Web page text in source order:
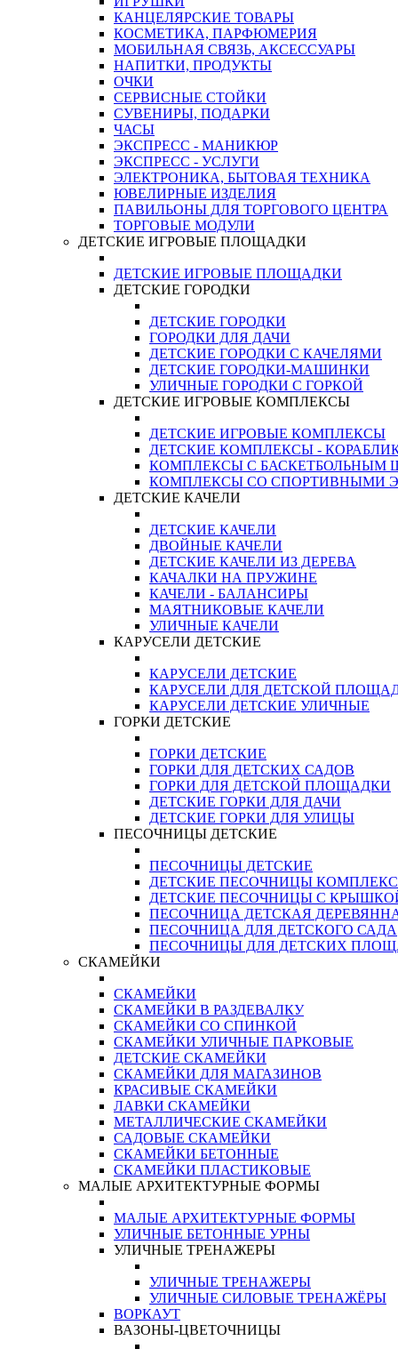
КАНЦЕЛЯРСКИЕ ТОВАРЫ
КОСМЕТИКА, ПАРФЮМЕРИЯ
МОБИЛЬНАЯ СВЯЗЬ, АКСЕССУАРЫ
НАПИТКИ, ПРОДУКТЫ
ОЧКИ
СЕРВИСНЫЕ СТОЙКИ
СУВЕНИРЫ, ПОДАРКИ
ЧАСЫ
ЭКСПРЕСС - МАНИКЮР
ЭКСПРЕСС - УСЛУГИ
ЭЛЕКТРОНИКА, БЫТОВАЯ ТЕХНИКА
ЮВЕЛИРНЫЕ ИЗДЕЛИЯ
ПАВИЛЬОНЫ ДЛЯ ТОРГОВОГО ЦЕНТРА
ТОРГОВЫЕ МОДУЛИ
ДЕТСКИЕ ИГРОВЫЕ ПЛОЩАДКИ
ДЕТСКИЕ ИГРОВЫЕ ПЛОЩАДКИ
ДЕТСКИЕ ГОРОДКИ
ДЕТСКИЕ ГОРОДКИ
ГОРОДКИ ДЛЯ ДАЧИ
ДЕТСКИЕ ГОРОДКИ С КАЧЕЛЯМИ
ДЕТСКИЕ ГОРОДКИ-МАШИНКИ
УЛИЧНЫЕ ГОРОДКИ С ГОРКОЙ
ДЕТСКИЕ ИГРОВЫЕ КОМПЛЕКСЫ
ДЕТСКИЕ ИГРОВЫЕ КОМПЛЕКСЫ
ДЕТСКИЕ КОМПЛЕКСЫ -
КОМПЛЕКСЫ С БАСКЕТБОЛЬНЫМ
КОМПЛЕКСЫ СО СПОРТИВНЫМИ
ДЕТСКИЕ КАЧЕЛИ
ДЕТСКИЕ КАЧЕЛИ
ДВОЙНЫЕ КАЧЕЛИ
ДЕТСКИЕ КАЧЕЛИ ИЗ ДЕРЕВА
КАЧАЛКИ НА ПРУЖИНЕ
КАЧЕЛИ - БАЛАНСИРЫ
МАЯТНИКОВЫЕ КАЧЕЛИ
УЛИЧНЫЕ КАЧЕЛИ
КАРУСЕЛИ ДЕТСКИЕ
КАРУСЕЛИ ДЕТСКИЕ
КАРУСЕЛИ ДЛЯ ДЕТСКОЙ
КАРУСЕЛИ ДЕТСКИЕ УЛИЧНЫЕ
ГОРКИ ДЕТСКИЕ
ГОРКИ ДЕТСКИЕ
ГОРКИ ДЛЯ ДЕТСКИХ САДОВ
ГОРКИ ДЛЯ ДЕТСКОЙ ПЛОЩАДКИ
ДЕТСКИЕ ГОРКИ ДЛЯ ДАЧИ
ДЕТСКИЕ ГОРКИ ДЛЯ УЛИЦЫ
ПЕСОЧНИЦЫ ДЕТСКИЕ
ПЕСОЧНИЦЫ ДЕТСКИЕ
ДЕТСКИЕ ПЕСОЧНИЦЫ
ДЕТСКИЕ ПЕСОЧНИЦЫ С
ПЕСОЧНИЦА ДЕТСКАЯ
ПЕСОЧНИЦА ДЛЯ ДЕТСКОГО САДА
ПЕСОЧНИЦЫ ДЛЯ ДЕТСКИХ
СКАМЕЙКИ
СКАМЕЙКИ
СКАМЕЙКИ В РАЗДЕВАЛКУ
СКАМЕЙКИ СО СПИНКОЙ
СКАМЕЙКИ УЛИЧНЫЕ ПАРКОВЫЕ
ДЕТСКИЕ СКАМЕЙКИ
СКАМЕЙКИ ДЛЯ МАГАЗИНОВ
КРАСИВЫЕ СКАМЕЙКИ
ЛАВКИ СКАМЕЙКИ
МЕТАЛЛИЧЕСКИЕ СКАМЕЙКИ
САДОВЫЕ СКАМЕЙКИ
СКАМЕЙКИ БЕТОННЫЕ
СКАМЕЙКИ ПЛАСТИКОВЫЕ
МАЛЫЕ АРХИТЕКТУРНЫЕ ФОРМЫ
МАЛЫЕ АРХИТЕКТУРНЫЕ ФОРМЫ
УЛИЧНЫЕ БЕТОННЫЕ УРНЫ
УЛИЧНЫЕ ТРЕНАЖЕРЫ
УЛИЧНЫЕ ТРЕНАЖЕРЫ
УЛИЧНЫЕ СИЛОВЫЕ ТРЕНАЖЁРЫ
ВОРКАУТ
ВАЗОНЫ-ЦВЕТОЧНИЦЫ